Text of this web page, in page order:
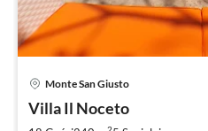
Monte San Giusto
Villa Il Noceto